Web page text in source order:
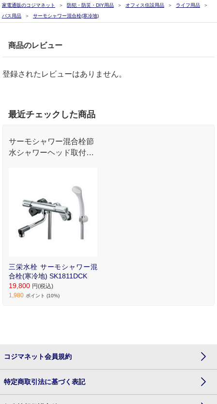
家電通販のコジマネット 防犯・防災・DIY用品 オフィス住設用品
ライフ用品
バス用品
サーモシャワー混合栓(寒冷地)
商品のレビュー
登録されたレビューはありません。
最近チェックした商品
サーモシャワー混合栓節
水シャワーヘッド取付幅
三栄水栓 サーモシャワー混
合栓(寒冷地) SK1811DCK
19,800 円(税込)
1,980 ポイント (10%)
コジマネット会員規約
特定商取引法に基づく表記